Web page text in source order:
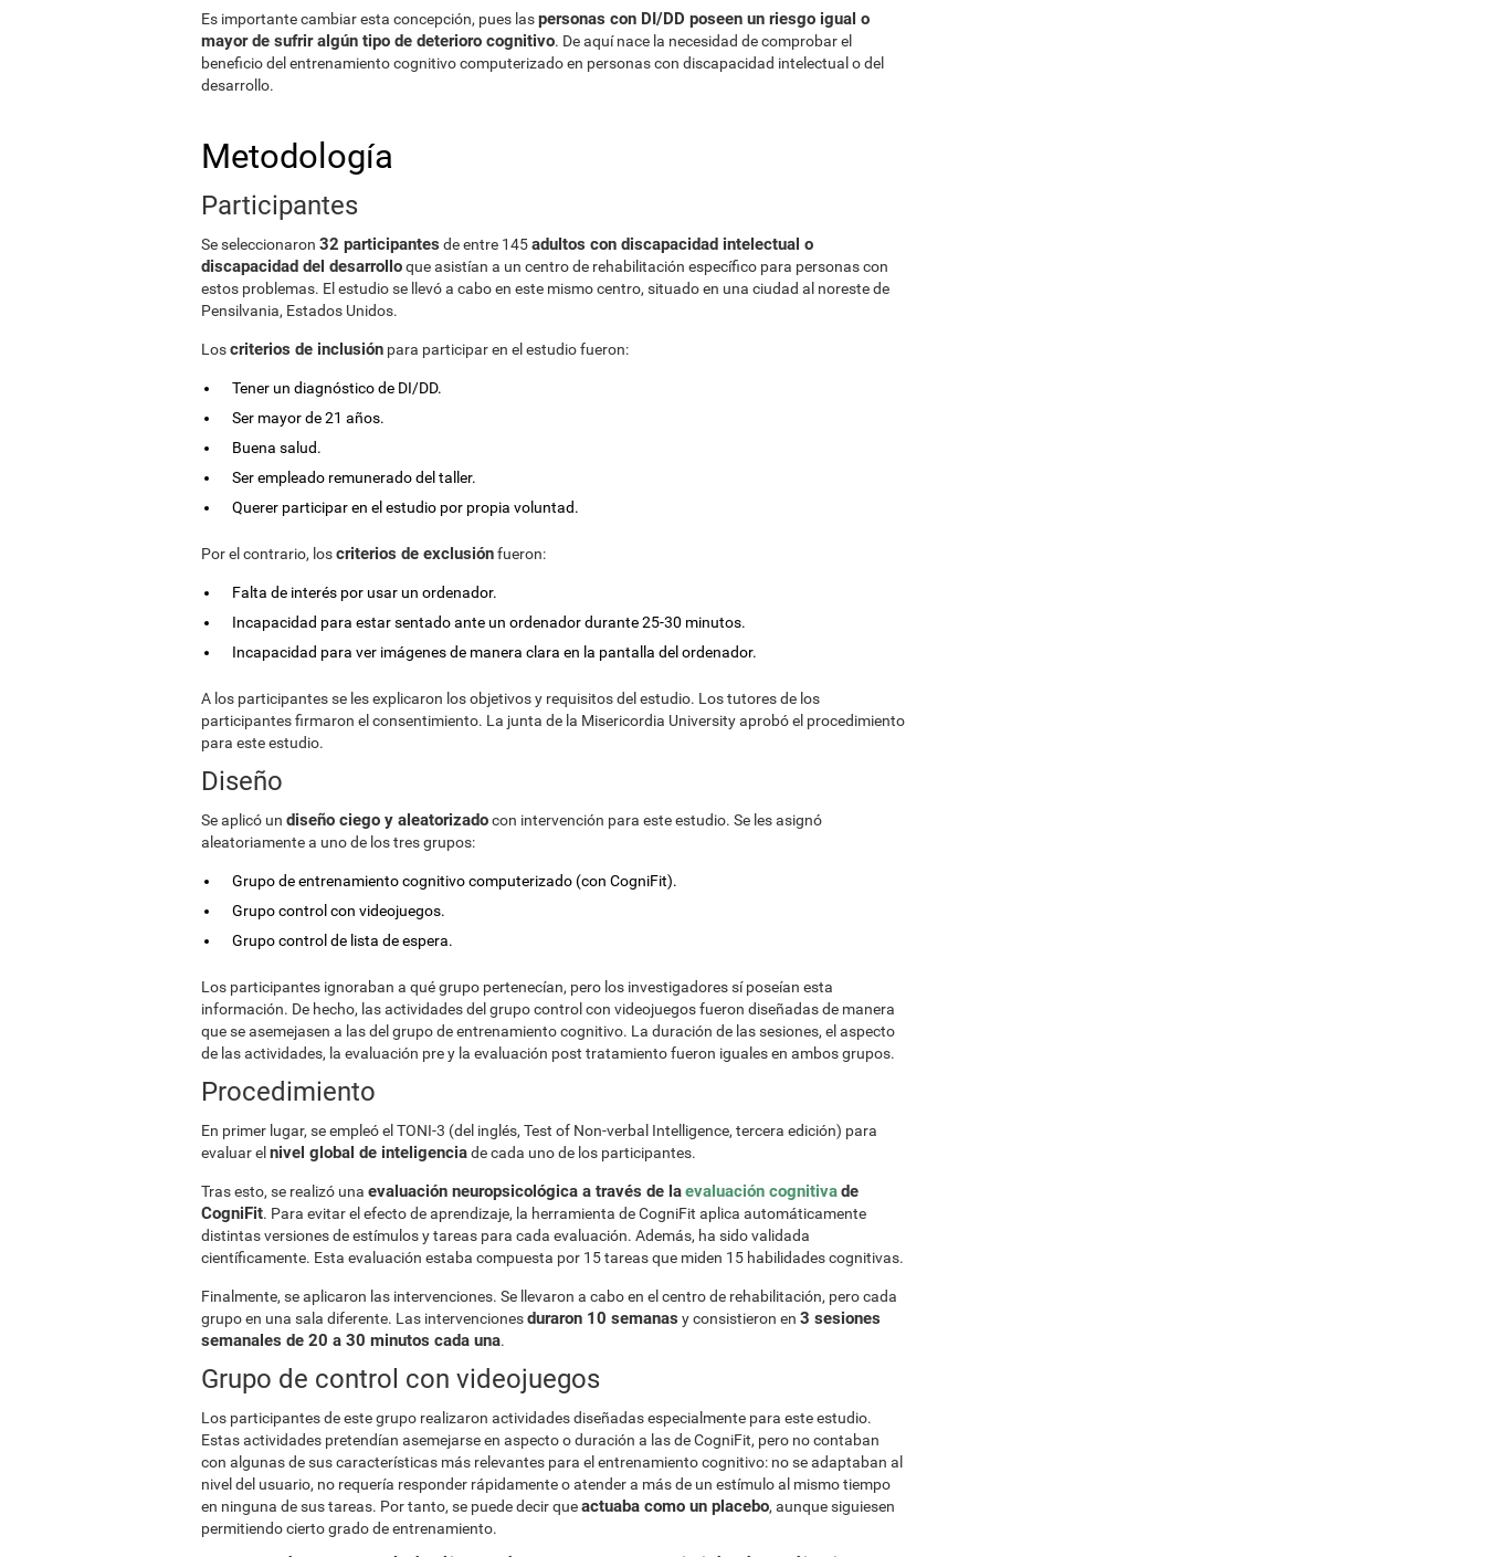
Es importante cambiar esta concepción, pues laspersonas con DI/DD poseen un riesgo igual o
mayor de sufrir algún tipo de deterioro cognitivo. De aquí nace la necesidad de comprobar el
beneficio del entrenamiento cognitivo computerizado en personas con discapacidad intelectual o del
desarrollo.
Metodología
Participantes
Se seleccionaron 32 participantes de entre 145adultos con discapacidad intelectual o
discapacidad del desarrolloque asistían a un centro de rehabilitación específico para personas con
estos problemas. El estudio se llevó a cabo en este mismo centro, situado en una ciudad al noreste de
Pensilvania, Estados Unidos.
Loscriterios de inclusión para participar en el estudio fueron:
Tener un diagnóstico de DI/DD.
Ser mayor de 21 años.
Buena salud.
Ser empleado remunerado del taller.
Querer participar en el estudio por propia voluntad.
Por el contrario, loscriterios de exclusiónfueron:
Falta de interés por usar un ordenador.
Incapacidad para estar sentado ante un ordenador durante 25-30 minutos.
Incapacidad para ver imágenes de manera clara en la pantalla del ordenador.
A los participantes se les explicaron los objetivos y requisitos del estudio. Los tutores de los
participantes firmaron el consentimiento. La junta de la Misericordia University aprobó el procedimiento
para este estudio.
Diseño
Se aplicó un diseño ciego y aleatorizadocon intervención para este estudio. Se les asignó
aleatoriamente a uno de los tres grupos:
Grupo de entrenamiento cognitivo computerizado (con CogniFit).
Grupo control con videojuegos.
Grupo control de lista de espera.
Los participantes ignoraban a qué grupo pertenecían, pero los investigadores sí poseían esta
información. De hecho, las actividades del grupo control con videojuegos fueron diseñadas de manera
que se asemejasen a las del grupo de entrenamiento cognitivo. La duración de las sesiones, el aspecto
de las actividades, la evaluación pre y la evaluación post tratamiento fueron iguales en ambos grupos.
Procedimiento
En primer lugar, se empleó el TONI-3 (del inglés, Test of Non-verbal Intelligence, tercera edición) para
evaluar el nivel global de inteligenciade cada uno de los participantes.
Tras esto, se realizó una evaluación neuropsicológica a través de laevaluación cognitivade
CogniFit. Para evitar el efecto de aprendizaje, la herramienta de CogniFit aplica automáticamente
distintas versiones de estímulos y tareas para cada evaluación. Además, ha sido validada
científicamente. Esta evaluación estaba compuesta por 15 tareas que miden 15 habilidades cognitivas.
Finalmente, se aplicaron las intervenciones. Se llevaron a cabo en el centro de rehabilitación, pero cada
grupo en una sala diferente. Las intervencionesduraron 10 semanas y consistieron en 3 sesiones
semanales de 20 a 30 minutos cada una.
Grupo de control con videojuegos
Los participantes de este grupo realizaron actividades diseñadas especialmente para este estudio.
Estas actividades pretendían asemejarse en aspecto o duración a las de CogniFit, pero no contaban
con algunas de sus características más relevantes para el entrenamiento cognitivo: no se adaptaban al
nivel del usuario, no requería responder rápidamente o atender a más de un estímulo al mismo tiempo
en ninguna de sus tareas. Por tanto, se puede decir queactuaba como un placebo, aunque siguiesen
permitiendo cierto grado de entrenamiento.